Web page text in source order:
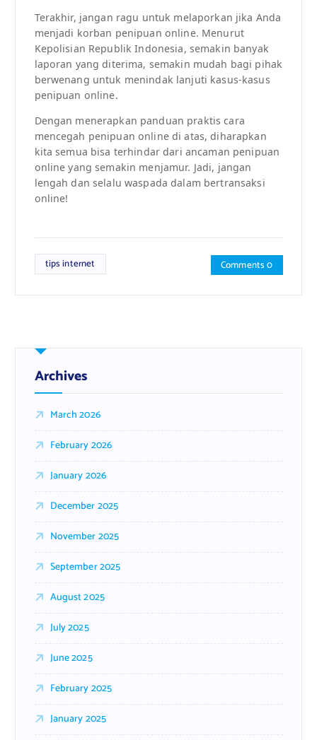
Terakhir, jangan ragu untuk melaporkan jika Anda
menjadi korban penipuan online. Menurut
Kepolisian Republik Indonesia, semakin banyak
laporan yang diterima, semakin mudah bagi pihak
berwenang untuk menindak lanjuti kasus-kasus
penipuan online.
Dengan menerapkan panduan praktis cara
mencegah penipuan online di atas, diharapkan
kita semua bisa terhindar dari ancaman penipuan
online yang semakin menjamur. Jadi, jangan
lengah dan selalu waspada dalam bertransaksi
online!
tips internet Comments 0
Archives
March 2026
February 2026
January 2026
December 2025
November 2025
September 2025
August 2025
July 2025
June 2025
February 2025
January 2025